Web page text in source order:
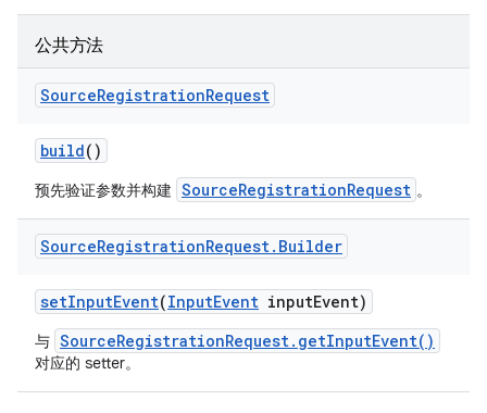
公共方法
SourceRegistrationRequest
build()
预先验证参数并构建 SourceRegistrationRequest 。
SourceRegistrationRequest. Builder
setInputEvent(InputEvent inputEvent)
与 SourceRegistrationRequest.getInputEvent()
对应的 setter。